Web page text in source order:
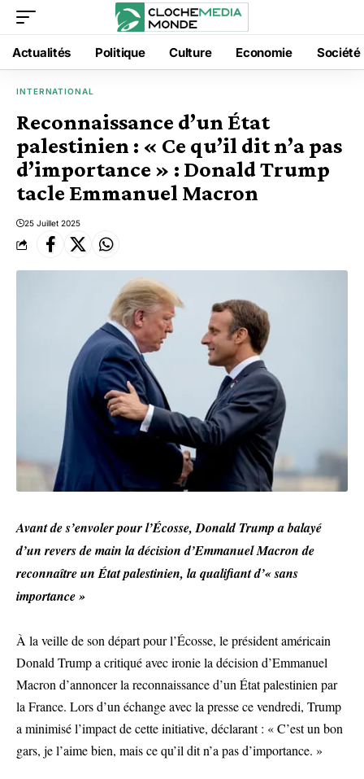
Actualités Politique Culture Economie Société
INTERNATIONAL
Reconnaissance d’un État
palestinien : « Ce qu’il dit n’a pas
d’importance » : Donald Trump
tacle Emmanuel Macron
25 Juillet 2025
Avant de s’envoler pour l’Écosse, Donald Trump a balayé
d’un revers de main la décision d’Emmanuel Macron de
reconnaître un État palestinien, la qualifiant d’« sans
importance »
À la veille de son départ pour l’Écosse, le président américain
Donald Trump a critiqué avec ironie la décision d’Emmanuel
Macron d’annoncer la reconnaissance d’un État palestinien par
la France. Lors d’un échange avec la presse ce vendredi, Trump
a minimisé l’impact de cette initiative, déclarant : « C’est un bon
gars, je l’aime bien, mais ce qu’il dit n’a pas d’importance. »